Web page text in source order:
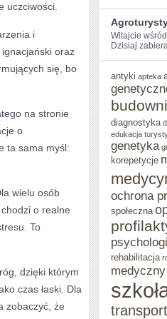
uczciwości.
i
oraz
się, bo
na stronie
o
ta sama myśl:
wielu osób
o realne
To
dzięki którym
czas łaski. Dla
zobaczyć, że
Witajcie
Dzisiaj
antyki apteka
diagnostyka
edukacja
genetyka
korepetycje
ochrona
społeczna
rehabilitacja
medyczny